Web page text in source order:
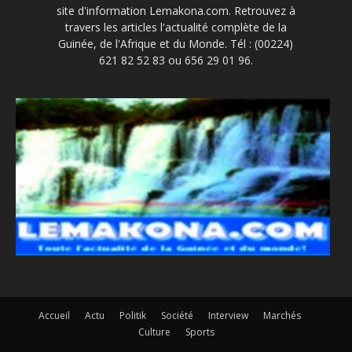
site d'information Lemakona.com. Retrouvez à
travers les articles l'actualité complète de la
Guinée, de l'Afrique et du Monde. Tél : (00224)
621 82 52 83 ou 656 29 01 96.
Accueil Actu Politik Société Interview
Marchés
Culture
Sports